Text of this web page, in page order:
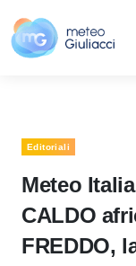
Editoriali
Meteo
CALDO
FREDDO,